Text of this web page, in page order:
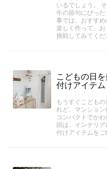
いるでしょう。
午の節句にぴっ
事では、おすす
楽しく作って、
挑戦してみてくだ
こどもの日
付けアイテ
もうすぐこども
れど、マンショ
コンパクトでか
回は、インテリ
付けアイテムをご